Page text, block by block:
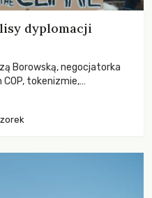
dyplomacji
Borowską, negocjatorka
COP, tokenizmie,